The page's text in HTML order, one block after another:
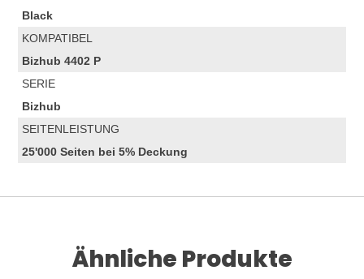
Black
KOMPATIBEL
Bizhub 4402 P
SERIE
Bizhub
SEITENLEISTUNG
25'000 Seiten bei 5% Deckung
Ähnliche Produkte